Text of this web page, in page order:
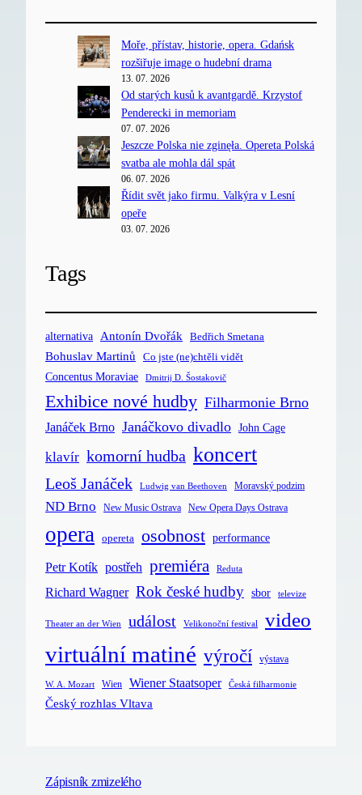
Moře, přístav, historie, opera. Gdańsk
rozšiřuje image o hudební drama
13. 07. 2026
Od starých kusů k avantgardě. Krzystof
Penderecki in memoriam
07. 07. 2026
Jeszcze Polska nie zginęła. Opereta Polská
svatba ale mohla dál spát
06. 07. 2026
Řídit svět jako firmu. Valkýra v Lesní
opeře
03. 07. 2026
Tags
alternativa Antonín Dvořák Bedřich Smetana
Bohuslav Martinů Co jste (ne)chtěli vidět
Concentus Moraviae Dmitrij D. Šostakovič
Exhibice nové hudby Filharmonie Brno
Janáček Brno Janáčkovo divadlo John Cage
klavír komorní hudba koncert
Leoš Janáček Ludwig van Beethoven Moravský podzim
ND Brno New Music Ostrava New Opera Days Ostrava
opera opereta osobnost performance
Petr Kotík postřeh premiéra Reduta
Richard Wagner Rok české hudby sbor televize
Theater an der Wien událost Velikonoční festival video
virtuální matiné výročí výstava
W. A. Mozart Wien Wiener Staatsoper Česká filharmonie
Český rozhlas Vltava
Zápisník zmizelého